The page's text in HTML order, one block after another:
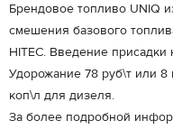
Брендовое топливо UNIQ
смешения базового
HITEC. Введение
Удорожание 78 руб\т или 8
коп\л для дизеля.
За более подробной